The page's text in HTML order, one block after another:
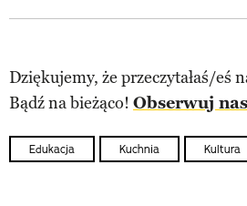
Dziękujemy, że przeczytałaś/eś
Bądź na bieżąco! Obserwuj
Edukacja Kuchnia Kultura